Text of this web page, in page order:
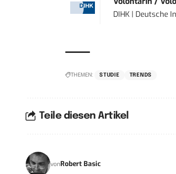
DIHK | Deutsche
THEMEN: STUDIE TRENDS
Teile diesen Artikel
vonRobert Basic